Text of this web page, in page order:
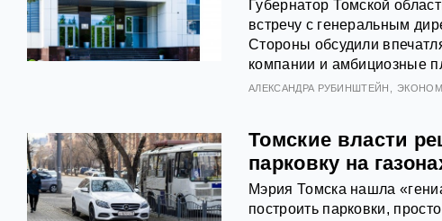
Губернатор Томской
встречу с генеральным
Стороны обсудили
компании и амбициозные
АЛЕКСАНДРА РУБИНШТЕЙН
Томские власти
парковку на
Мэрия Томска нашла
построить парковки,